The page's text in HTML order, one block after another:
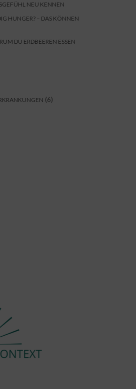
NEU KENNEN
HUNGER? – DAS KÖNNEN
DU ERDBEEREN ESSEN
(6)